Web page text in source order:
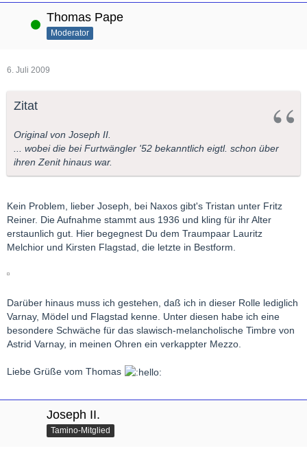
Online Thomas Pape
Moderator
6. Juli 2009
Zitat
Original von Joseph II.
... wobei die bei Furtwängler '52 bekanntlich eigtl. schon über
ihren Zenit hinaus war.
Kein Problem, lieber Joseph, bei Naxos gibt's Tristan unter Fritz
Reiner. Die Aufnahme stammt aus 1936 und kling für ihr Alter
erstaunlich gut. Hier begegnest Du dem Traumpaar Lauritz
Melchior und Kirsten Flagstad, die letzte in Bestform.
Darüber hinaus muss ich gestehen, daß ich in dieser Rolle lediglich
Varnay, Mödel und Flagstad kenne. Unter diesen habe ich eine
besondere Schwäche für das slawisch-melancholische Timbre von
Astrid Varnay, in meinen Ohren ein verkappter Mezzo.
Liebe Grüße vom Thomas
Joseph II.
Tamino-Mitglied